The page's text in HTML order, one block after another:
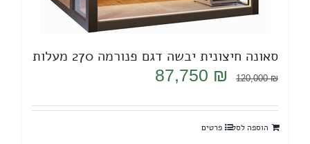
סאונה חיצונית יבשה דגם פנורמה 270 מעלות
120,000₪
המחיר
היה:
120,000 ₪.
87,750 ₪
הוא:
הוספה לסל פרטים